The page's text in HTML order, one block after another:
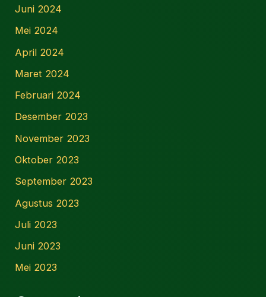
Juni 2024
Mei 2024
April 2024
Maret 2024
Februari 2024
Desember 2023
November 2023
Oktober 2023
September 2023
Agustus 2023
Juli 2023
Juni 2023
Mei 2023